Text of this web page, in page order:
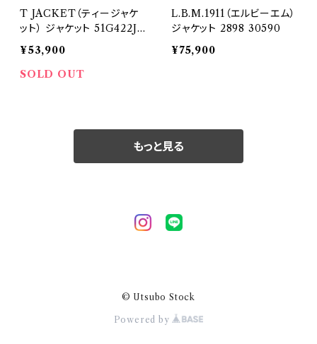
T JACKET（ティージャケ
ット） ジャケット 51G422JR
29923
¥53,900
SOLD OUT
L.B.M.1911（エルビーエム）
ジャケット 2898 30590
¥75,900
もっと見る
© Utsubo Stock
Powered by